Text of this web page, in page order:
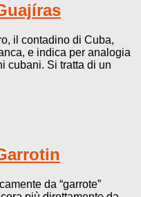
il contadino di Cuba,
e indica per analogia
cubani. Si tratta di un
da “garrote”